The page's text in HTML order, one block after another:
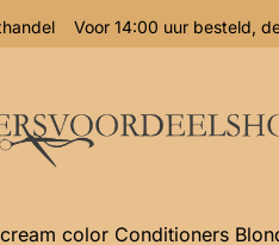
Voor 14:00 uur
color Conditioners